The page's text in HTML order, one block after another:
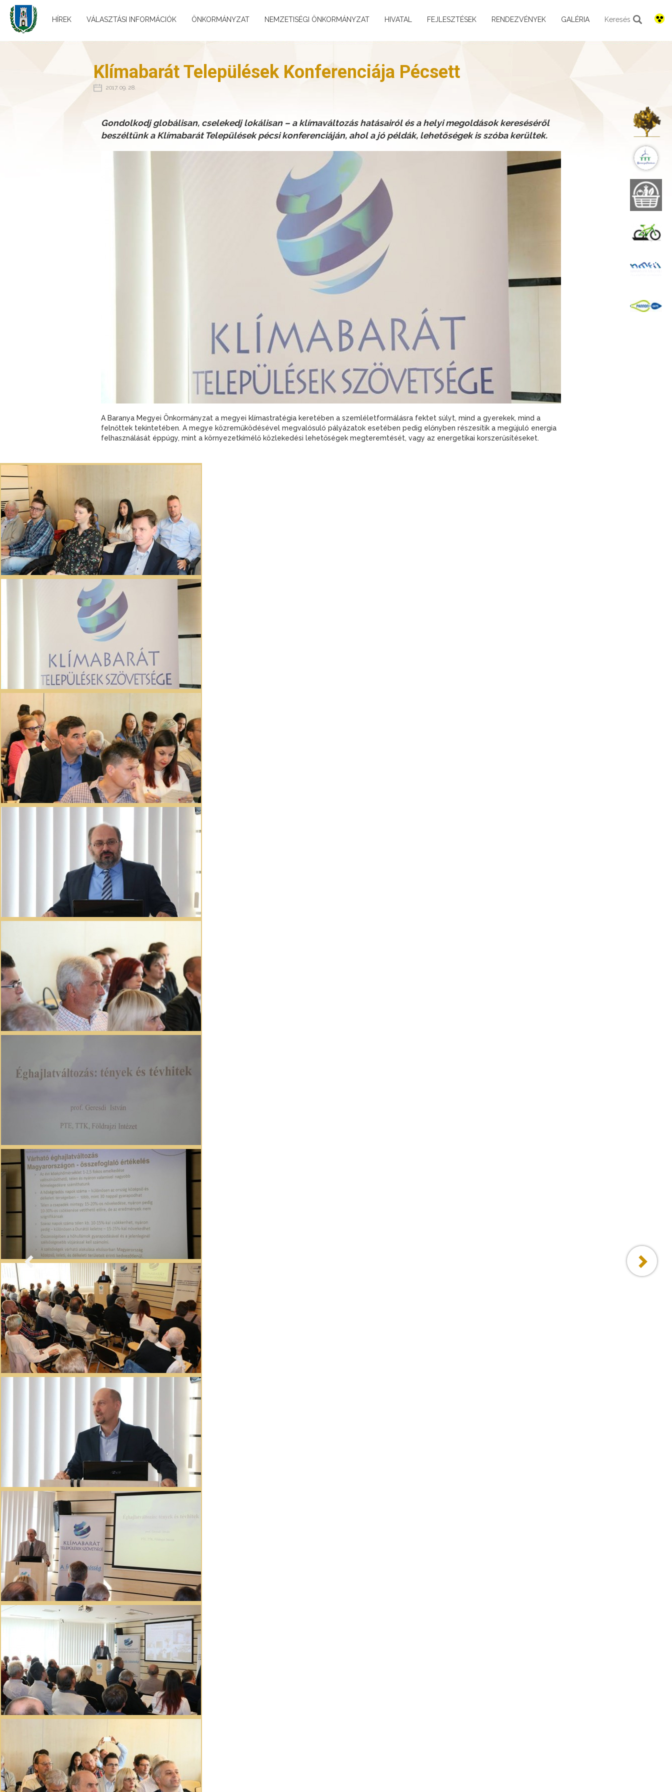
HÍREK VÁLASZTÁSI INFORMÁCIÓK ÖNKORMÁNYZAT NEMZETISÉGI ÖNKORMÁNYZAT HIVATAL FEJLESZTÉSEK RENDEZVÉNYEK GALÉRIA Keresés
Klímabarát Települések Konferenciája Pécsett
2017. 09. 28.
Gondolkodj globálisan, cselekedj lokálisan – a klímaváltozás hatásairól és a helyi megoldások kereséséről
beszéltünk a Klímabarát Települések pécsi konferenciáján, ahol a jó példák, lehetőségek is szóba kerültek.
A Baranya Megyei Önkormányzat a megyei klímastratégia keretében a szemléletformálásra fektet súlyt, mind a gyerekek, mind a
felnőttek tekintetében. A megye közreműködésével megvalósuló pályázatok esetében pedig előnyben részesítik a megújuló energia
felhasználását éppúgy, mint a környezetkímélő közlekedési lehetőségek megteremtését, vagy az energetikai korszerűsítéseket.